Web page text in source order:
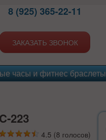
8 (925) 365-22-11
ЗАКАЗАТЬ ЗВОНОК
часы и фитнес браслеты
223
4.5 (8 голосов)